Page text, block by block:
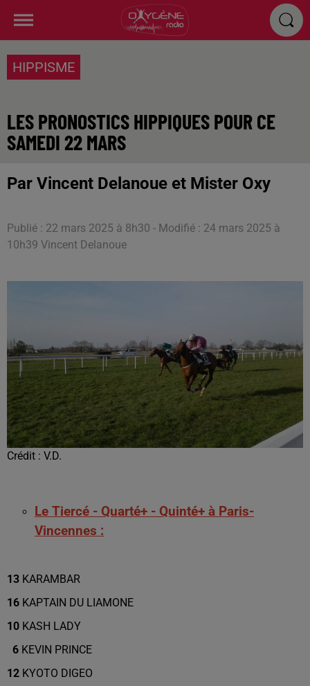
HIPPISME
LES PRONOSTICS HIPPIQUES POUR CE
SAMEDI 22 MARS
Par Vincent Delanoue et Mister Oxy
Publié : 22 mars 2025 à 8h30 - Modifié : 24 mars 2025 à
10h39 Vincent Delanoue
Crédit : V.D.
Le Tiercé - Quarté+ - Quinté+ à Paris-
Vincennes :
13 KARAMBAR
16 KAPTAIN DU LIAMONE
10 KASH LADY
6 KEVIN PRINCE
12 KYOTO DIGEO